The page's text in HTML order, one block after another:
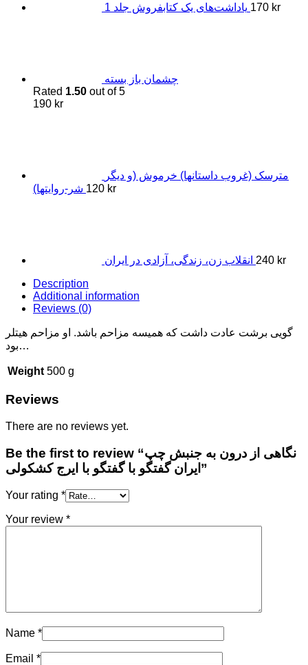
یاداشت‌های یک کتابفروش جلد 1 170 kr
چشمان باز بسته
Rated 1.50 out of 5
190 kr
مترسک (غروب داستانها) خرموش (و دیگر
شر-روایتها) 120 kr
انقلاب زن، زندگی، آزادی در ایران 240 kr
Description
Additional information
Reviews (0)
گویی برشت عادت داشت که همیسه مزاحم باشد. او مزاحم هیتلر
بود…
Weight 500 g
Reviews
There are no reviews yet.
Be the first to review “نگاهی از درون به جنبش چپ
ایران گفتگو با گفتگو با ایرج کشکولی”
Your rating *
Your review *
Name *
Email *